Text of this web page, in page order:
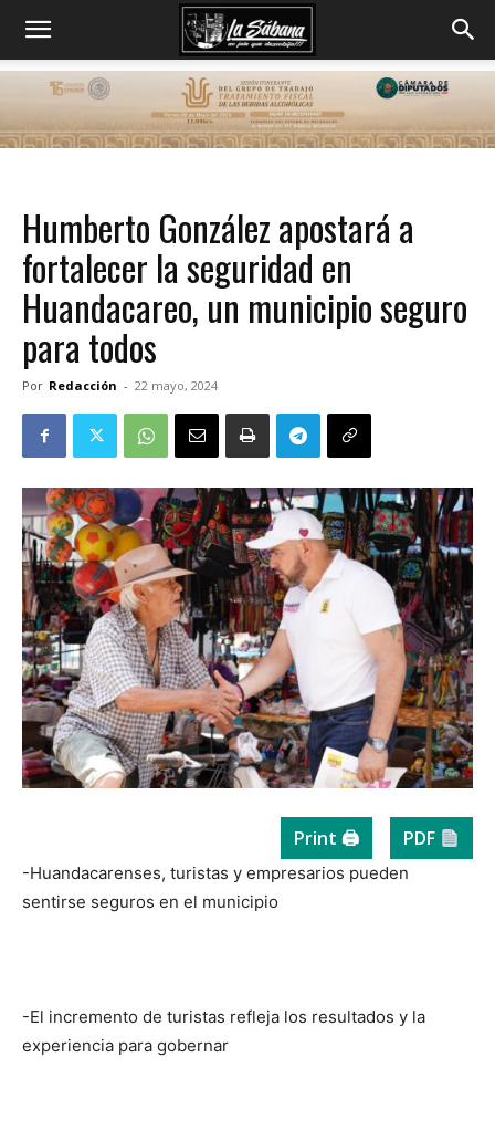
Humberto González apostará a
fortalecer la seguridad en
Huandacareo, un municipio seguro
para todos
Por Redacción - 22 mayo, 2024
Print 🖨 PDF
-Huandacarenses, turistas y empresarios pueden
sentirse seguros en el municipio
-El incremento de turistas refleja los resultados y la
experiencia para gobernar